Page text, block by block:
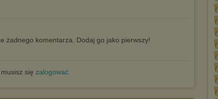
żadnego komentarza. Dodaj go jako pierwszy!
się zalogować